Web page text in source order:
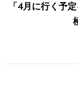
ー
ョ
「4月に行く予